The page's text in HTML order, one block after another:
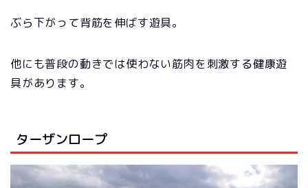
ぶら下がって背筋を伸ばす遊具。
他にも普段の動きでは使わない筋肉を刺激する健康遊
具があります。
ターザンロープ